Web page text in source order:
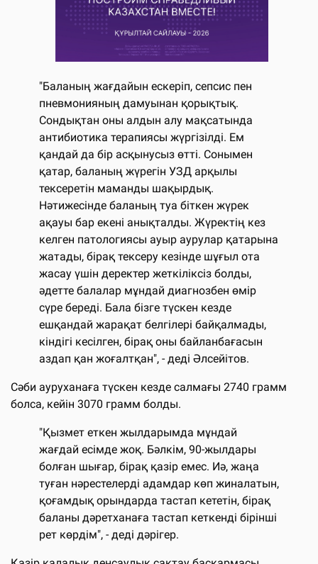
"Баланың жағдайын ескеріп, сепсис пен
пневмонияның дамуынан қорықтық.
Сондықтан оны алдын алу мақсатында
антибиотика терапиясы жүргізілді. Ем
қандай да бір асқынусыз өтті. Сонымен
қатар, баланың жүрегін УЗД арқылы
тексеретін маманды шақырдық.
Нәтижесінде баланың туа біткен жүрек
ақауы бар екені анықталды. Жүректің кез
келген патологиясы ауыр аурулар қатарына
жатады, бірақ тексеру кезінде шұғыл ота
жасау үшін деректер жеткіліксіз болды,
әдетте балалар мұндай диагнозбен өмір
сүре береді. Бала бізге түскен кезде
ешқандай жарақат белгілері байқалмады,
кіндігі кесілген, бірақ оны байланбағасын
аздап қан жоғалтқан", - деді Әлсейітов.
Сәби ауруханаға түскен кезде салмағы 2740 грамм
болса, кейін 3070 грамм болды.
"Қызмет еткен жылдарымда мұндай
жағдай есімде жоқ. Бәлкім, 90-жылдары
болған шығар, бірақ қазір емес. Иә, жаңа
туған нәрестелерді адамдар көп жиналатын,
қоғамдық орындарда тастап кететін, бірақ
баланы дәретханаға тастап кеткенді бірінші
рет көрдім", - деді дәрігер.